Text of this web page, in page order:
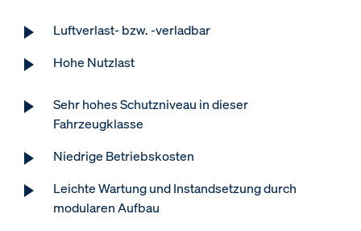
Luftverlast- bzw. -verladbar
Hohe Nutzlast
Sehr hohes Schutzniveau in dieser
Fahrzeugklasse
Niedrige Betriebskosten
Leichte Wartung und Instandsetzung durch
modularen Aufbau